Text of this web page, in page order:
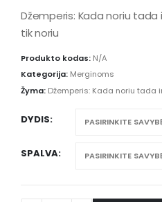
€29.00
Džemperis: Kada noriu tada
tik noriu
Produkto kodas: N/A
Kategorija: Merginoms
Žyma: Džemperis: Kada noriu tada
DYDIS
SPALVA